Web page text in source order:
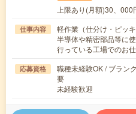
上限あり(月額)30、000
仕事内容
軽作業（仕分け・ピッ
半導体や精密部品等に
行っている工場でのお
応募資格
職種未経験OK / ブラン
要
未経験歓迎